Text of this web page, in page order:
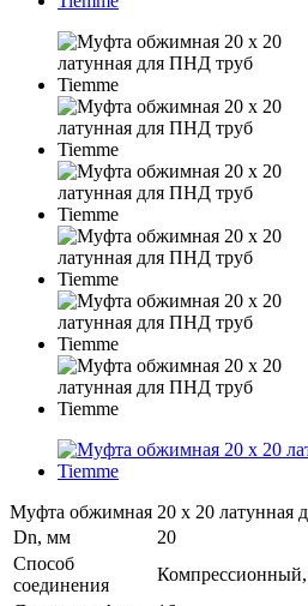
Муфта обжимная 20 х 20 латунная
Dn, мм
20
Способ
соединения